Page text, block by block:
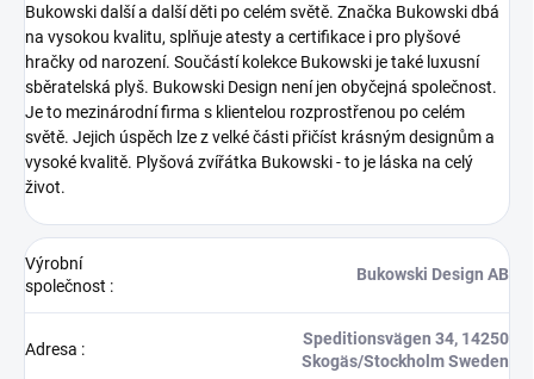
Bukowski další a další děti po celém světě. Značka Bukowski dbá
na vysokou kvalitu, splňuje atesty a certifikace i pro plyšové
hračky od narození. Součástí kolekce Bukowski je také luxusní
sběratelská plyš. Bukowski Design není jen obyčejná společnost.
Je to mezinárodní firma s klientelou rozprostřenou po celém
světě. Jejich úspěch lze z velké části přičíst krásným designům a
vysoké kvalitě. Plyšová zvířátka Bukowski - to je láska na celý
život.
Výrobní
společnost :
Bukowski Design AB
Adresa :
Speditionsvägen 34, 14250
Skogäs/Stockholm Sweden